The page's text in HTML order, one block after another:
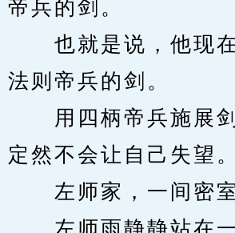
帝兵的剑。
也就是说，他现在
法则帝兵的剑。
用四柄帝兵施展剑
定然不会让自己失望。
左师家，一间密室